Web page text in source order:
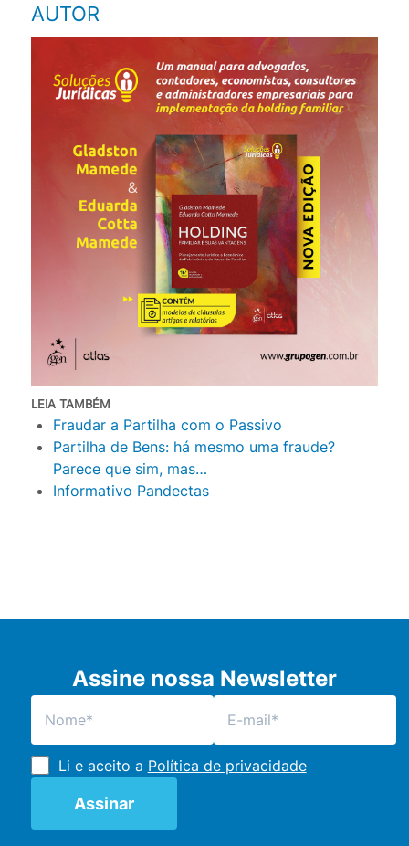
AUTOR
LEIA TAMBÉM
Fraudar a Partilha com o Passivo
Partilha de Bens: há mesmo uma fraude?
Parece que sim, mas…
Informativo Pandectas
Assine nossa Newsletter
Li e aceito a Política de privacidade